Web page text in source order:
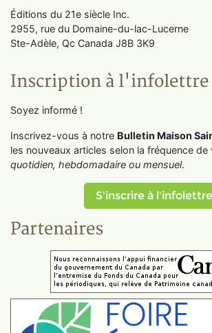
Éditions du 21e siècle Inc.
2955, rue du Domaine-du-lac-Lucerne
Ste-Adèle, Qc Canada J8B 3K9
Inscription à l'infolettre
Soyez informé !
Inscrivez-vous à notre Bulletin Maison
les nouveaux articles selon la fréquence
quotidien, hebdomadaire ou mensuel.
S'inscrire à l'infolettre
Partenaires